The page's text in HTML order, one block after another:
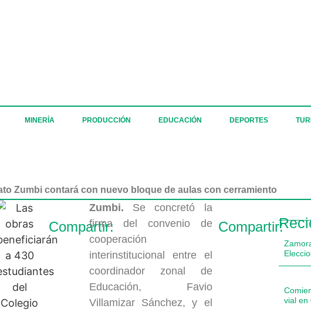
MINERÍA PRODUCCIÓN EDUCACIÓN DEPORTES
Zumbi contará con nuevo bloque de aulas con cerramiento
Compartir:
Zumbi. Se concretó la
firma del convenio de
cooperación
interinstitucional entre el
coordinador zonal de
Educación, Favio
Villamizar Sánchez, y el
Compartir:
vial en